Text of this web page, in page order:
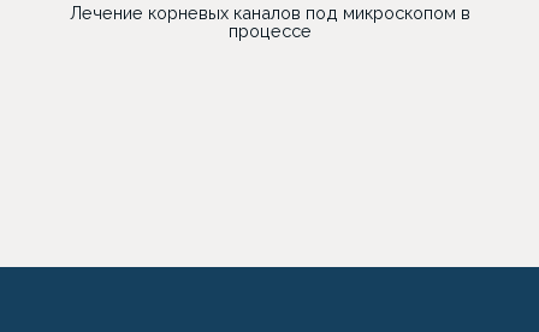
Лечение корневых каналов под микроскопом в
процессе